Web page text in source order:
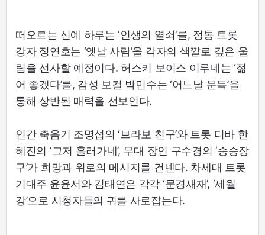
떠오르는 신예 하루는 ‘인생의 열쇠’를, 정통 트롯
강자 정연호는 ‘옛날 사람’을 각자의 색깔로 깊은 울
림을 선사할 예정이다. 허스키 보이스 이루네는 ‘젊
어 좋겠다’를, 감성 보컬 박민수는 ‘어느날 문득’을
통해 상반된 매력을 선보인다.
인간 축음기 조명섭의 ‘브라보 친구’와 트롯 디바 한
혜진의 ‘그저 흘러가네’, 무대 장인 구수경의 ‘승승장
구’가 희망과 위로의 메시지를 건넨다. 차세대 트롯
기대주 윤윤서와 김태연은 각각 ‘문경새재’, ‘세월
강’으로 시청자들의 귀를 사로잡는다.